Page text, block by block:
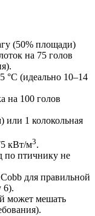
(50% площади)
на 75 голов
°C (идеально 10–14
на 100 голов
или 1 колокольная
кВт/м3.
по птичнику не
для правильной
6).
может мешать